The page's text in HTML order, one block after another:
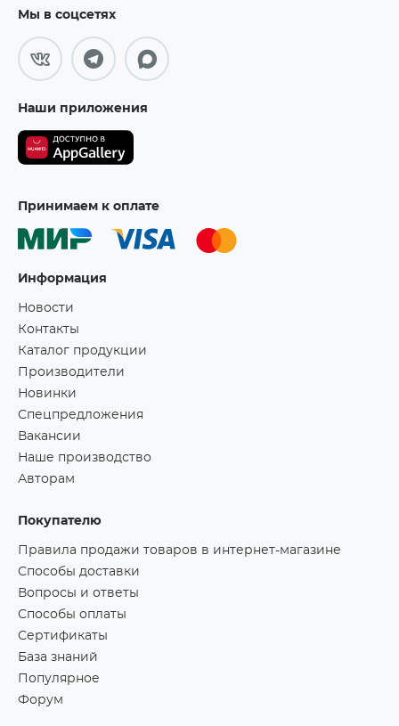
Мы в соцсетях
Наши приложения
Принимаем к оплате
Информация
Новости
Контакты
Каталог продукции
Производители
Новинки
Спецпредложения
Вакансии
Наше производство
Авторам
Покупателю
Правила продажи товаров в интернет-магазине
Способы доставки
Вопросы и ответы
Способы оплаты
Сертификаты
База знаний
Популярное
Форум